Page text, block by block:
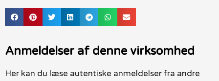
Anmeldelser af denne virksomhed
Her kan du læse autentiske anmeldelser fra andre